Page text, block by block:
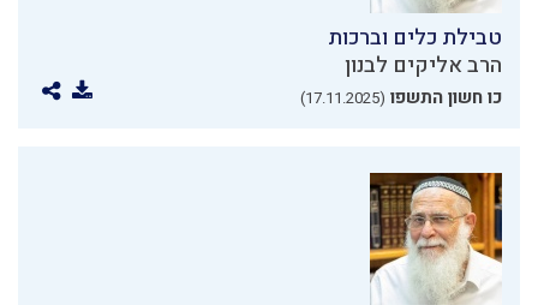
טבילת כלים וברכות
הרב אליקים לבנון
כו חשון התשפו (17.11.2025)